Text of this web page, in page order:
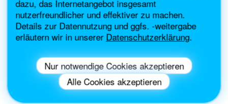
dazu, das Internetangebot insgesamt
nutzerfreundlicher und effektiver zu machen.
Details zur Datennutzung und ggfs. -weitergabe
erläutern wir in unserer Datenschutzerklärung.
Nur notwendige Cookies akzeptieren
Alle Cookies akzeptieren
QUIZ NACH KATEGORIEN
Mit einem Kategorie-Quiz können verschiedene
Themenbereiche gezielt abgedeckt werden.
Gleichzeitig werden die unterschiedlichen Facetten
des Themas aufgezeigt.